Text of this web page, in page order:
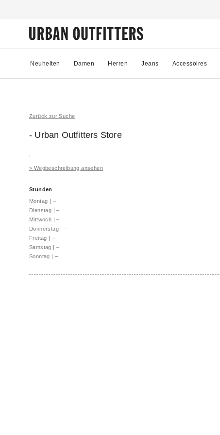
Neuheiten Damen Herren Jeans Accessoires
Zurück zur Suche
- Urban Outfitters Store
> Wegbeschreibung ansehen
Stunden
Montag | –
Dienstag | –
Mittwoch | –
Donnerstag | –
Freitag | –
Samstag | –
Sonntag | –